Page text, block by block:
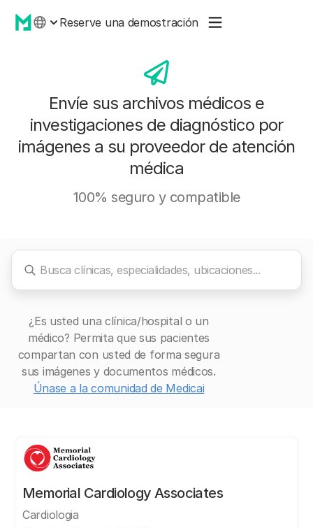
Reserve una demostración
Envíe sus archivos médicos e
investigaciones de diagnóstico por
imágenes a su proveedor de atención
médica
100% seguro y compatible
¿Es usted una clínica/hospital o un
médico? Permita que sus pacientes
compartan con usted de forma segura
sus imágenes y documentos médicos.
Únase a la comunidad de Medicai
Memorial Cardiology Associates
Cardiologia